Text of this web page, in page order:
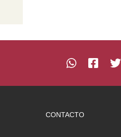
CONTACTO